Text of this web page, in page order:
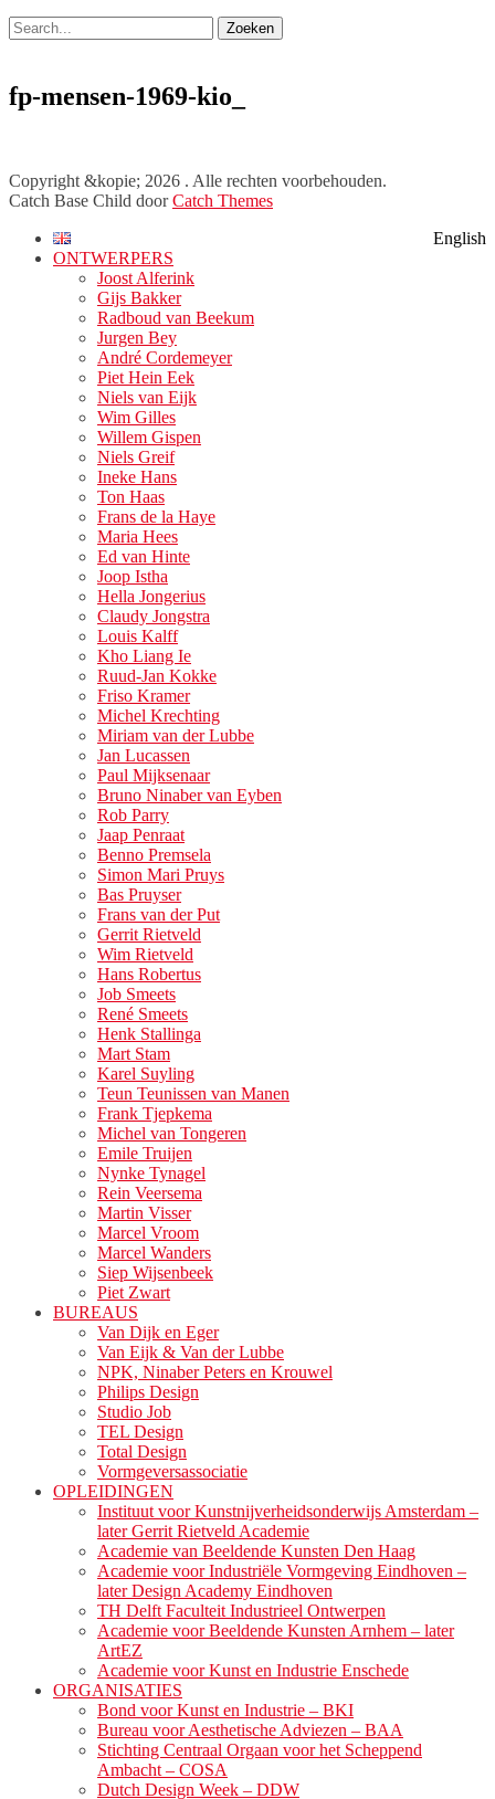
Zoeken
Zoeken
naar:
fp-mensen-1969-kio_
Facebook
Twitter
LinkedIn
Copyright &kopie; 2026 . Alle rechten voorbehouden.
Catch Base Child doorCatch Themes
boven
scrollen
English
ONTWERPERS
Joost Alferink
Gijs Bakker
Radboud van Beekum
Jurgen Bey
André Cordemeyer
Piet Hein Eek
Niels van Eijk
Wim Gilles
Willem Gispen
Niels Greif
Ineke Hans
Ton Haas
Frans de la Haye
Maria Hees
Ed van Hinte
Joop Istha
Hella Jongerius
Claudy Jongstra
Louis Kalff
Kho Liang Ie
Ruud-Jan Kokke
Friso Kramer
Michel Krechting
Miriam van der Lubbe
Jan Lucassen
Paul Mijksenaar
Bruno Ninaber van Eyben
Rob Parry
Jaap Penraat
Benno Premsela
Simon Mari Pruys
Bas Pruyser
Frans van der Put
Gerrit Rietveld
Wim Rietveld
Hans Robertus
Job Smeets
René Smeets
Henk Stallinga
Mart Stam
Karel Suyling
Teun Teunissen van Manen
Frank Tjepkema
Michel van Tongeren
Emile Truijen
Nynke Tynagel
Rein Veersema
Martin Visser
Marcel Vroom
Marcel Wanders
Siep Wijsenbeek
Piet Zwart
BUREAUS
Van Dijk en Eger
Van Eijk & Van der Lubbe
NPK, Ninaber Peters en Krouwel
Philips Design
Studio Job
TEL Design
Total Design
Vormgeversassociatie
OPLEIDINGEN
Instituut voor Kunstnijverheidsonderwijs Amsterdam –
later Gerrit Rietveld Academie
Academie van Beeldende Kunsten Den Haag
Academie voor Industriële Vormgeving Eindhoven –
later Design Academy Eindhoven
TH Delft Faculteit Industrieel Ontwerpen
Academie voor Beeldende Kunsten Arnhem – later
ArtEZ
Academie voor Kunst en Industrie Enschede
ORGANISATIES
Bond voor Kunst en Industrie – BKI
Bureau voor Aesthetische Adviezen – BAA
Stichting Centraal Orgaan voor het Scheppend
Ambacht – COSA
Dutch Design Week – DDW